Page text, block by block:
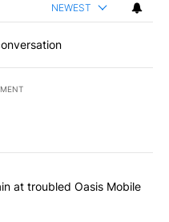
NEWEST
articles in the last
remain at troubled
at troubled Oasis Mobile